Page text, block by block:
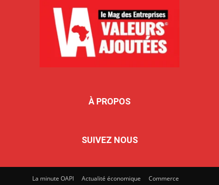
À PROPOS
SUIVEZ NOUS
La minute OAPI Actualité économique
Commerce